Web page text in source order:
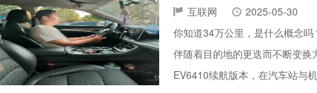
互联网
2025-05-30
你知道34万公里，是什么概念
伴随着目的地的更迭而不断变
EV6410续航版本，在汽车站与